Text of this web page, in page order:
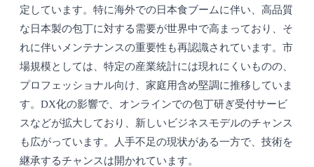
定しています。特に海外での日本食ブームに伴い、高品質
な日本製の包丁に対する需要が世界中で高まっており、そ
れに伴いメンテナンスの重要性も再認識されています。市
場規模としては、特定の産業統計には現れにくいものの、
プロフェッショナル向け、家庭用含め堅調に推移していま
す。DX化の影響で、オンラインでの包丁研ぎ受付サービ
スなどが拡大しており、新しいビジネスモデルのチャンス
も広がっています。人手不足の現状がある一方で、技術を
継承するチャンスは開かれています。